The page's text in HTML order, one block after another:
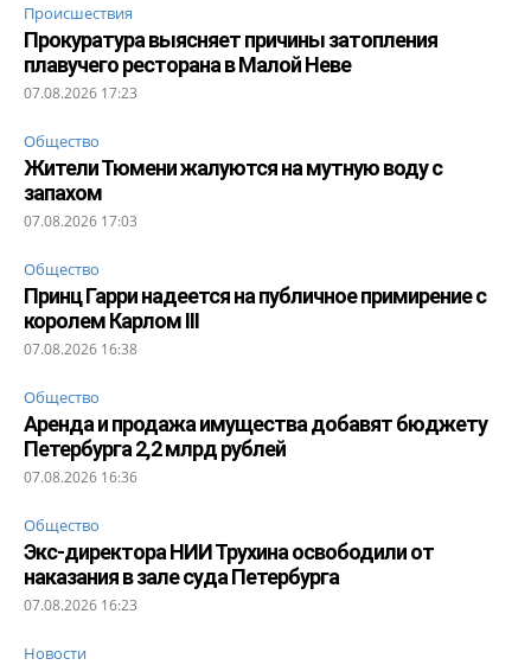
Происшествия
Прокуратура выясняет причины затопления
плавучего ресторана в Малой Неве
07.08.2026 17:23
Общество
Жители Тюмени жалуются на мутную воду с
запахом
07.08.2026 17:03
Общество
Принц Гарри надеется на публичное примирение с
королем Карлом III
07.08.2026 16:38
Общество
Аренда и продажа имущества добавят бюджету
Петербурга 2,2 млрд рублей
07.08.2026 16:36
Общество
Экс-директора НИИ Трухина освободили от
наказания в зале суда Петербурга
07.08.2026 16:23
Новости